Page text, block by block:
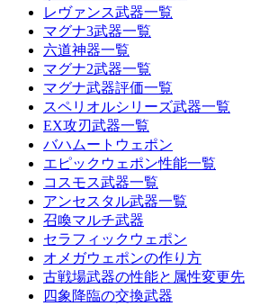
レヴァンス武器一覧
マグナ3武器一覧
六道神器一覧
マグナ2武器一覧
マグナ武器評価一覧
スペリオルシリーズ武器一覧
EX攻刃武器一覧
バハムートウェポン
エピックウェポン性能一覧
コスモス武器一覧
アンセスタル武器一覧
召喚マルチ武器
セラフィックウェポン
オメガウェポンの作り方
古戦場武器の性能と属性変更先
四象降臨の交換武器